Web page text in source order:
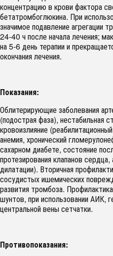
концентрацию в крови фактора
бетатромбоглюкина. При
значимое подавление агрегации
24-40 ч после начала лечения;
на 5-6 день терапии и
окончания лечения.
Показания:
Облитерирующие заболевания
(подострая фаза), нестабильная
кровоизлияние
анемия, хронический
сахарном диабете, состояние
протезирования клапанов
дилатации). Вторичная
сосудистых ишемических
развития тромбоза.
шунтов, при использовании АИК,
центральной вены сетчатки.
Противопоказания: